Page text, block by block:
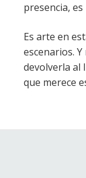
presencia,
Es arte en
escenarios.
devolverla al
que merece